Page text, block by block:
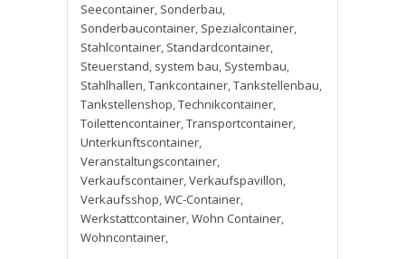
Seecontainer, Sonderbau,
Sonderbaucontainer, Spezialcontainer,
Stahlcontainer, Standardcontainer,
Steuerstand, system bau, Systembau,
Stahlhallen,Tankcontainer,Tankstellenbau,
Tankstellenshop,Technikcontainer,
Toilettencontainer,Transportcontainer,
Unterkunftscontainer,
Veranstaltungscontainer,
Verkaufscontainer,Verkaufspavillon,
Verkaufsshop,WC-Container,
Werkstattcontainer,Wohn Container,
Wohncontainer,